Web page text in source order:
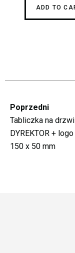
ADD TO
Poprzedni
Tabliczka na drzwi
DYREKTOR +
150 x 50 mm